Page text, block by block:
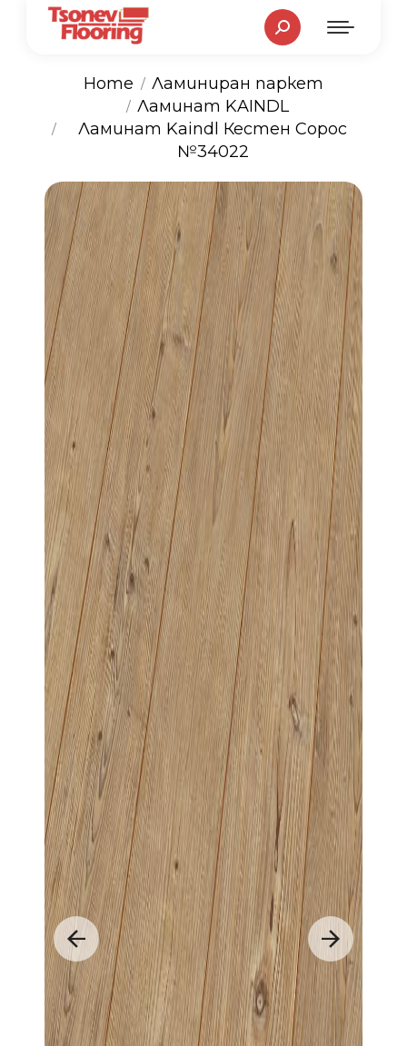
Search:
You are here:
Home
Ламиниран паркет
Ламинат KAINDL
Ламинат Kaindl Кестен Сорос
№34022